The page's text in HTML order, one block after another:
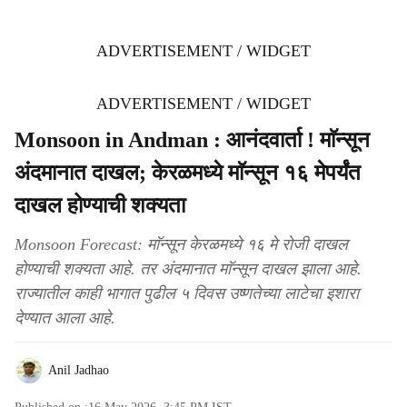
ADVERTISEMENT / WIDGET
ADVERTISEMENT / WIDGET
Monsoon in Andman : आनंदवार्ता ! माॅन्सून
अंदमानात दाखल; केरळमध्ये माॅन्सून १६ मेपर्यंत
दाखल होण्याची शक्यता
Monsoon Forecast: माॅन्सून केरळमध्ये १६ मे रोजी दाखल
होण्याची शक्यता आहे. तर अंदमानात माॅन्सून दाखल झाला आहे.
राज्यातील काही भागात पुढील ५ दिवस उष्णतेच्या लाटेचा इशारा
देण्यात आला आहे.
Anil Jadhao